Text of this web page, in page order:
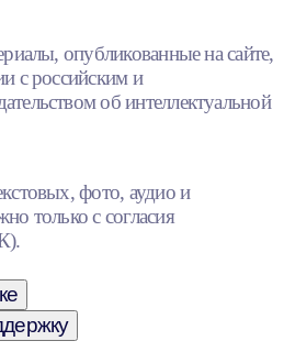
опубликованные на сайте,
с российским и
об интеллектуальной
фото, аудио и
только с согласия